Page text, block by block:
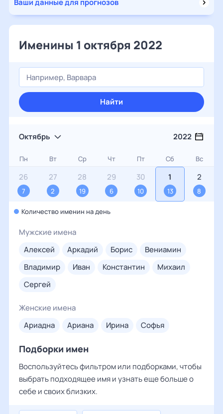
Ваши данные для прогнозов
Именины 1 октября 2022
Найти
Октябрь 2022
Пн Вт Ср Чт Пт Сб Вс
26
7
27
2
28
19
29
6
30
10
1
13
2
8
Количество именин на день
Мужские имена
алексей
аркадий борис
вениамин
владимир
иван константин
михаил
сергей
Женские имена
ариадна
ариана ирина софья
Подборки имен
Воспользуйтесь фильтром или подборками, чтобы
выбрать подходящее имя и узнать еще больше о
себе и своих близких.